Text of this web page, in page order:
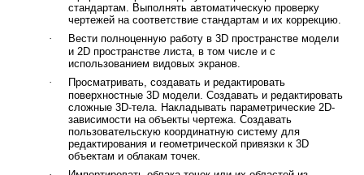
Средства оформления чертежей
Моделирование и визуализация в
трехмерной среде
Инструменты
Облака точек